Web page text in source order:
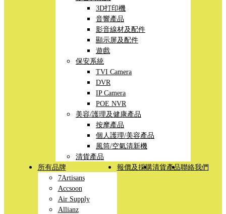
3D打印機
音響產品
影音線材及配件
顯示屏及配件
遊戲
保安系統
TVI Camera
DVR
IP Camera
POE NVR
美容/護理及健康產品
按摩產品
個人護理/美容產品
風筒/空氣清新機
清貨產品
所有品牌
7Artisans
Accsoon
Air Supply
Allianz
報價及採購清貨產品聯絡我們